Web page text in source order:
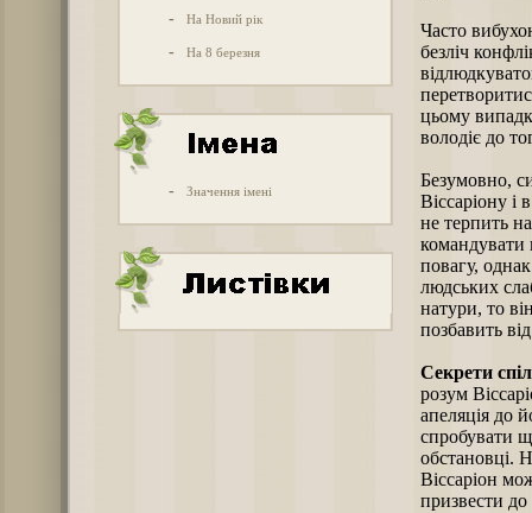
- На Новий рік
- На 8 березня
- Значення імені
Часто
безліч
цьому
володіє до
Безумовно,
Віссаріону і
не терпить
командувати
повагу,
людських
натури, то
позбавить
Секрети
розум
апеляція до
спробувати
обстановці.
Віссаріон
призвести до